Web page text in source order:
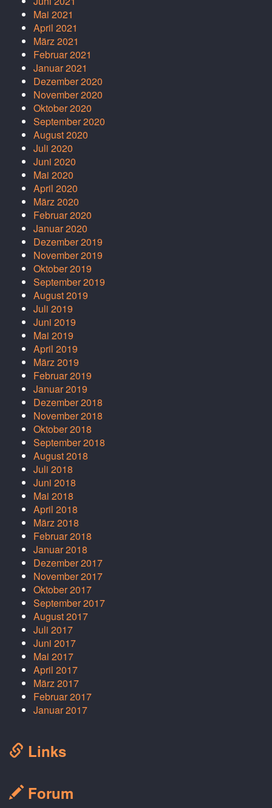
Mai 2021
April 2021
März 2021
Februar 2021
Januar 2021
Dezember 2020
November 2020
Oktober 2020
September 2020
August 2020
Juli 2020
Juni 2020
Mai 2020
April 2020
März 2020
Februar 2020
Januar 2020
Dezember 2019
November 2019
Oktober 2019
September 2019
August 2019
Juli 2019
Juni 2019
Mai 2019
April 2019
März 2019
Februar 2019
Januar 2019
Dezember 2018
November 2018
Oktober 2018
September 2018
August 2018
Juli 2018
Juni 2018
Mai 2018
April 2018
März 2018
Februar 2018
Januar 2018
Dezember 2017
November 2017
Oktober 2017
September 2017
August 2017
Juli 2017
Juni 2017
Mai 2017
April 2017
März 2017
Februar 2017
Januar 2017
Links
Forum